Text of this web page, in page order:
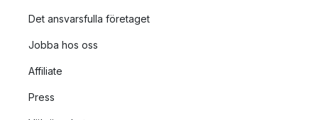
Det ansvarsfulla företaget
Jobba hos oss
Affiliate
Press